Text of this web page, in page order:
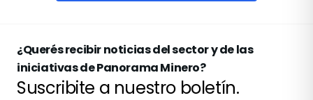
¿Querés recibir noticias del sector y de las
iniciativas de Panorama Minero?
Suscribite a nuestro boletín.